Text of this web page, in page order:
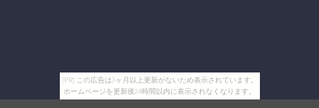
[PR] この広告は3ヶ月以上更新がないため表示されています。
ホームページを更新後24時間以内に表示されなくなります。